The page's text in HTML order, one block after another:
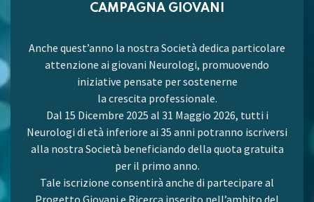
CAMPAGNA GIOVANI
Anche quest’anno la nostra Società dedica particolare
attenzione ai giovani Neurologi, promuovendo
iniziative pensate per sostenerne
la crescita professionale.
Dal 15 Dicembre 2025 al 31 Maggio 2026, tutti i
Neurologi di età inferiore ai 35 anni potranno iscriversi
alla nostra Società beneficiando della quota gratuita
per il primo anno.
Tale iscrizione consentirà anche di partecipare al